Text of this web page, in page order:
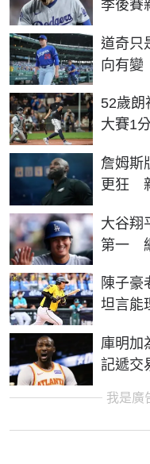
季後
道奇只
向有
52歲朗
大賽1
詹姆斯
更狂
大谷翔
第一
陳子豪
坦言能
庫明加
記遞交
我是廣